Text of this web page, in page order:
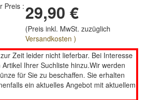
Preis : 29,90 €
(Preis inkl. MwSt. zuzüglich
Versandkosten )
Zeit leider nicht lieferbar. Bei Interesse
Ihrer Suchliste hinzu.Wir werden
für Sie zu beschaffen. Sie erhalten
ein aktuelles Angebot mit aktuellem